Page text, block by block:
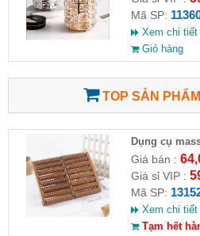
Mã SP:
Xem chi tiết
Giỏ hàng
TOP SẢN
Dụng cụ
Giá bán :
Giá sỉ VIP :
Mã SP:
Xem chi tiết
Tạm hết